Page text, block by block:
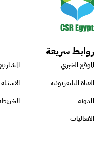
روابط سريعة
الموقع الخبري
المشاريع
القناة التليفزيونية
المدونة
الفعاليات